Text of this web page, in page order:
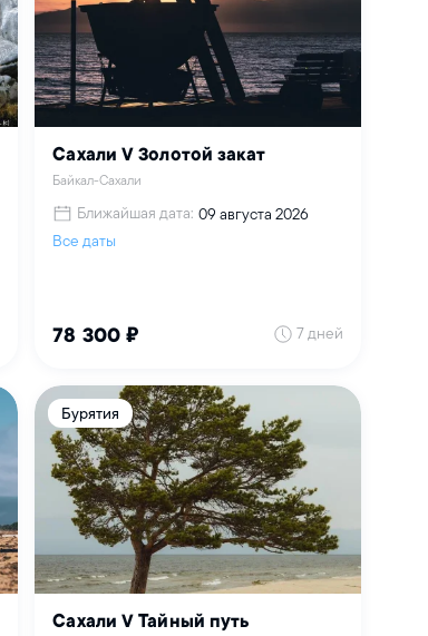
Сахали V Золотой закат
Байкал-Сахали
Ближайшая дата: 09 августа 2026
Все даты
78 300 ₽ 7 дней
Бурятия
Сахали V Тайный путь